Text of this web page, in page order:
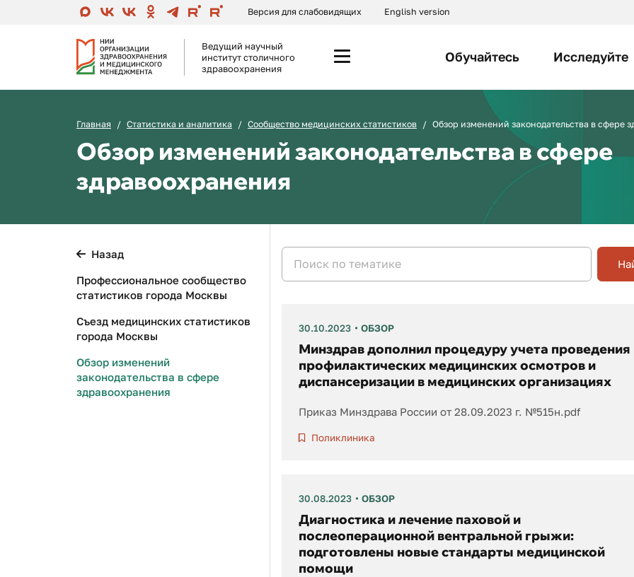
Версия для слабовидящих English version
Ведущий научный
институт столичного
здравоохранения
Обучайтесь Исследуйте
Главная Статистика и аналитика Сообщество медицинских статистиков Обзор изменений законодательства в сфере
Обзор изменений законодательства в сфере
здравоохранения
Назад
Профессиональное сообщество
статистиков города Москвы
Съезд медицинских статистиков
города Москвы
Обзор изменений
законодательства в сфере
здравоохранения
30.10.2023 ОБЗОР
Минздрав дополнил процедуру учета проведения
профилактических медицинских осмотров и
диспансеризации в медицинских организациях
Приказ Минздрава России от 28.09.2023 г. №515н.pdf
Поликлиника
30.08.2023 ОБЗОР
Диагностика и лечение паховой и
послеоперационной вентральной грыжи:
подготовлены новые стандарты медицинской
помощи